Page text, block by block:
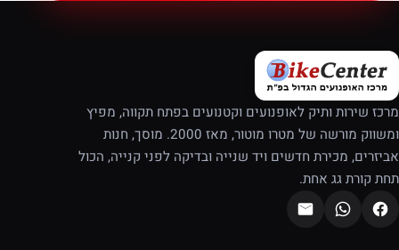
מרכז שירות ותיק לאופנועים וקטנועים בפתח תקווה, מפיץ
ומשווק מורשה של מטרו מוטור, מאז 2000. מוסך, חנות
אביזרים, מכירת חדשים ויד שנייה ובדיקה לפני קנייה, הכול
תחת קורת גג אחת.